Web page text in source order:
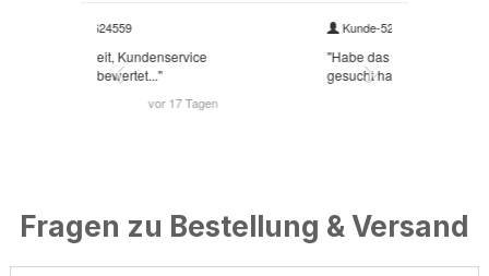
Fragen zu Bestellung & Versand